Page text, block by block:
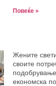
Повеќе »
Жените
своите
економска